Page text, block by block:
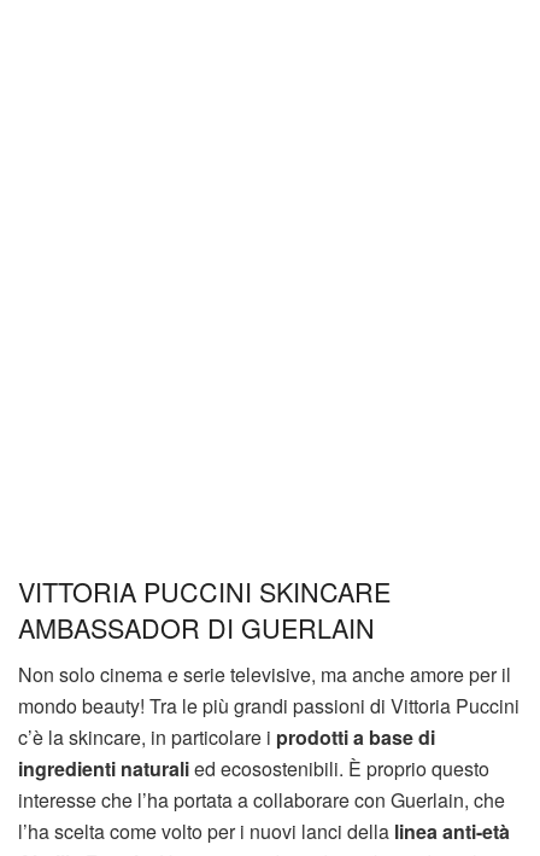
VITTORIA PUCCINI SKINCARE
AMBASSADOR DI GUERLAIN
Non solo cinema e serie televisive, ma anche amore per il
mondo beauty! Tra le più grandi passioni di Vittoria Puccini
c’è la skincare, in particolare i prodotti a base di
ingredienti naturalied ecosostenibili. È proprio questo
interesse che l’ha portata a collaborare con Guerlain, che
l’ha scelta come volto per i nuovi lanci della linea anti-età